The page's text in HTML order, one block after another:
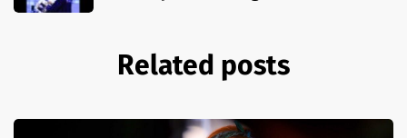
Related posts